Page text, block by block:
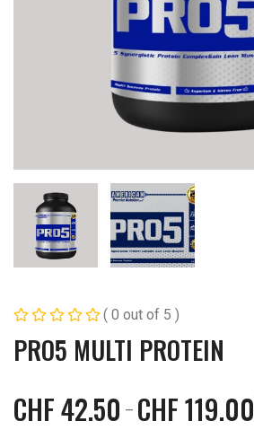
( 0 out of 5 )
PRO5 MULTI PROTEIN
CHF42.50 – CHF119.00